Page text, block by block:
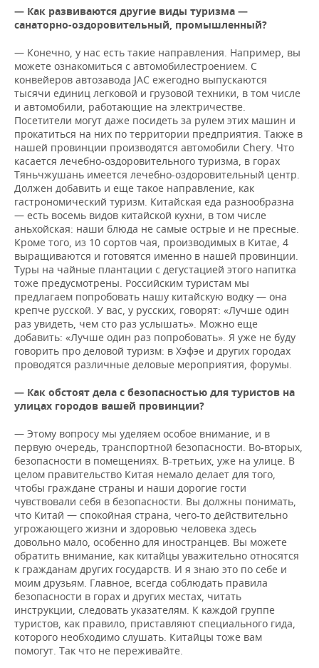
— Как развиваются другие виды туризма —
санаторно-оздоровительный, промышленный?
— Конечно, у нас есть такие направления. Например, вы
можете ознакомиться с автомобилестроением. С
конвейеров автозавода JAC ежегодно выпускаются
тысячи единиц легковой и грузовой техники, в том числе
и автомобили, работающие на электричестве.
Посетители могут даже посидеть за рулем этих машин и
прокатиться на них по территории предприятия. Также в
нашей провинции производятся автомобили Chery. Что
касается лечебно-оздоровительного туризма, в горах
Тяньчжушань имеется лечебно-оздоровительный центр.
Должен добавить и еще такое направление, как
гастрономический туризм. Китайская еда разнообразна
— есть восемь видов китайской кухни, в том числе
аньхойская: наши блюда не самые острые и не пресные.
Кроме того, из 10 сортов чая, производимых в Китае, 4
выращиваются и готовятся именно в нашей провинции.
Туры на чайные плантации с дегустацией этого напитка
тоже предусмотрены. Российским туристам мы
предлагаем попробовать нашу китайскую водку — она
крепче русской. У вас, у русских, говорят: «Лучше один
раз увидеть, чем сто раз услышать». Можно еще
добавить: «Лучше один раз попробовать». Я уже не буду
говорить про деловой туризм: в Хэфэе и других городах
проводятся различные деловые мероприятия, форумы.
— Как обстоят дела с безопасностью для туристов на
улицах городов вашей провинции?
— Этому вопросу мы уделяем особое внимание, и в
первую очередь, транспортной безопасности. Во-вторых,
безопасности в помещениях. В-третьих, уже на улице. В
целом правительство Китая немало делает для того,
чтобы граждане страны и наши дорогие гости
чувствовали себя в безопасности. Вы должны понимать,
что Китай — спокойная страна, чего-то действительно
угрожающего жизни и здоровью человека здесь
довольно мало, особенно для иностранцев. Вы можете
обратить внимание, как китайцы уважительно относятся
к гражданам других государств. И я знаю это по себе и
моим друзьям. Главное, всегда соблюдать правила
безопасности в горах и других местах, читать
инструкции, следовать указателям. К каждой группе
туристов, как правило, приставляют специального гида,
которого необходимо слушать. Китайцы тоже вам
помогут. Так что не переживайте.